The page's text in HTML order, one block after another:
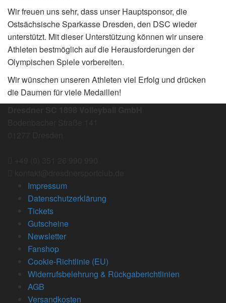
Wir freuen uns sehr, dass unser Hauptsponsor, die
Ostsächsische Sparkasse Dresden, den DSC wieder
unterstützt. Mit dieser Unterstützung können wir unsere
Athleten bestmöglich auf die Herausforderungen der
Olympischen Spiele vorbereiten.
Wir wünschen unseren Athleten viel Erfolg und drücken
die Daumen für viele Medaillen!
Impressum
Datenschutzerklärung
Tickets
Gutscheine
Newsletter
Fanshop
Cookie-Richtlinie (EU)
Widerrufsbelehrung & Rückgaberichtlinien
AGB
Versandkosten